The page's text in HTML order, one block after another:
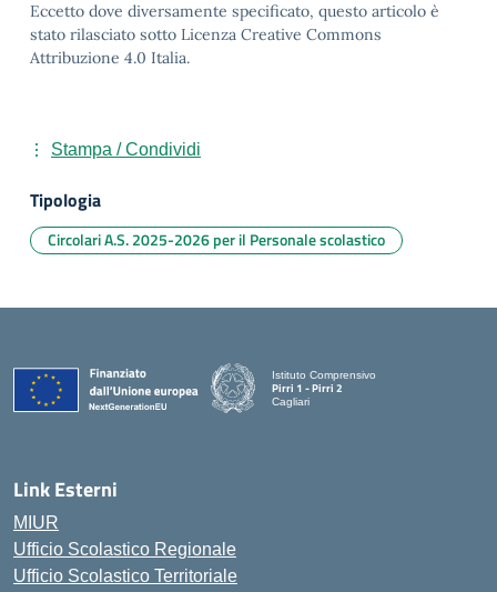
Eccetto dove diversamente specificato, questo articolo è
stato rilasciato sotto Licenza Creative Commons
Attribuzione 4.0 Italia.
Stampa / Condividi
Tipologia
Circolari A.S. 2025-2026 per il Personale scolastico
Istituto Comprensivo
Pirri 1 - Pirri 2
Cagliari
Link Esterni
MIUR
Ufficio Scolastico Regionale
Ufficio Scolastico Territoriale